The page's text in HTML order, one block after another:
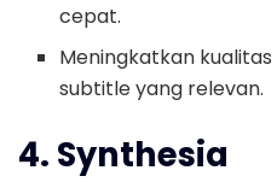
cepat.
Meningkatkan
subtitle yang relevan.
4. Synthesia